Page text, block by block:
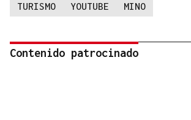
TURISMO YOUTUBE MINO
Contenido patrocinado